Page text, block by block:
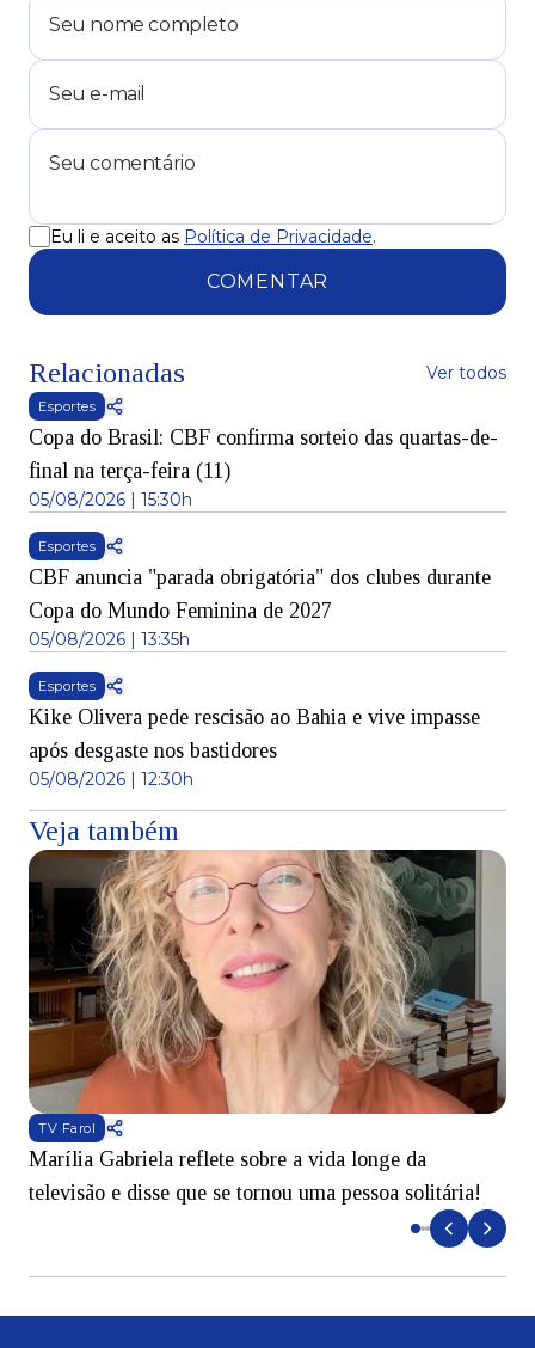
Eu li e aceito as Política de Privacidade.
COMENTAR
Relacionadas Ver todos
Esportes
Copa do Brasil: CBF confirma sorteio das quartas-de-
final na terça-feira (11)
05/08/2026 | 15:30h
Esportes
CBF anuncia "parada obrigatória" dos clubes durante
Copa do Mundo Feminina de 2027
05/08/2026 | 13:35h
Esportes
Kike Olivera pede rescisão ao Bahia e vive impasse
após desgaste nos bastidores
05/08/2026 | 12:30h
Veja também
TV Farol
Marília Gabriela reflete sobre a vida longe da
televisão e disse que se tornou uma pessoa solitária!